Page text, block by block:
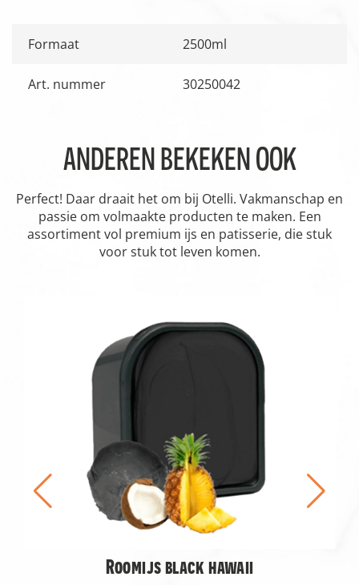
Formaat 2500ml
Art. nummer 30250042
ANDEREN BEKEKEN OOK
Perfect! Daar draait het om bij Otelli. Vakmanschap en
passie om volmaakte producten te maken. Een
assortiment vol premium ijs en patisserie, die stuk
voor stuk tot leven komen.
Roomijs black hawaii